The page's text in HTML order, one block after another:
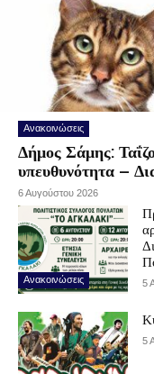
Ανακοινώσεις
Δήμος Σάμης:
υπευθυνότητα –
6 Αυγούστου 2026
Ανακοινώσεις 5
5